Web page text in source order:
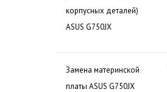
корпусных деталей)
ASUS G750JX
Замена материнской
платы ASUS G750JX